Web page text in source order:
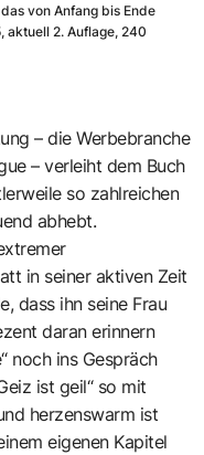
von Anfang bis Ende
aktuell 2. Auflage, 240
– die Werbebranche
– verleiht dem Buch
so zahlreichen
abhebt.
in seiner aktiven Zeit
dass ihn seine Frau
daran erinnern
noch ins Gespräch
ist geil“ so mit
herzenswarm ist
eigenen Kapitel